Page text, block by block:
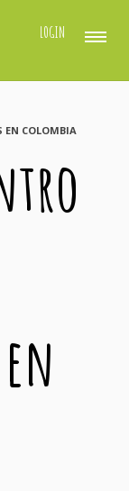
LOGIN
EN COLOMBIA